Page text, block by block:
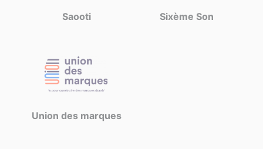
Saooti Sixème Son
Union des marques